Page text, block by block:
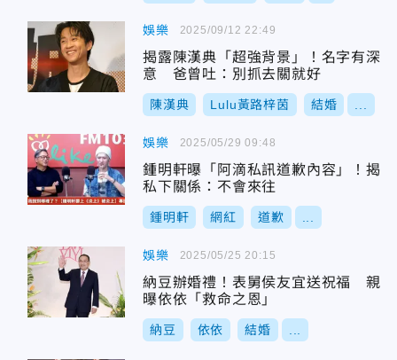
娛樂
揭露陳漢典「超強背景」！名字有深
意 爸曾吐：別抓去關就好
陳漢典 Lulu黃路梓茵 結婚
2025/09/12 22:49
娛樂
鍾明軒曝「阿滴私訊道歉內容」！揭
私下關係：不會來往
鍾明軒 網紅 道歉
2025/05/29 09:48
娛樂
納豆辦婚禮！表舅侯友宜送祝福 親
曝依依「救命之恩」
納豆 依依 結婚
2025/05/25 20:15